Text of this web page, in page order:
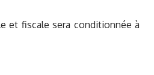
et fiscale sera conditionnée à